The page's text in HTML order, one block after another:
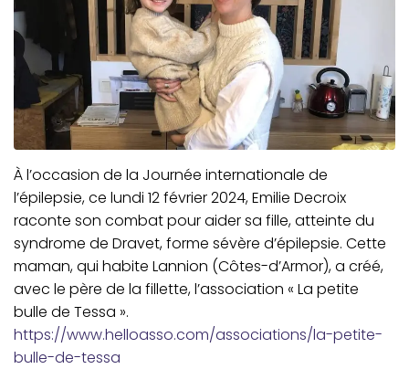
À l’occasion de la Journée internationale de
l’épilepsie, ce lundi 12 février 2024, Emilie Decroix
raconte son combat pour aider sa fille, atteinte du
syndrome de Dravet, forme sévère d’épilepsie. Cette
maman, qui habite Lannion (Côtes-d’Armor), a créé,
avec le père de la fillette, l’association « La petite
bulle de Tessa ».
https://www.helloasso.com/associations/la-petite-
bulle-de-tessa